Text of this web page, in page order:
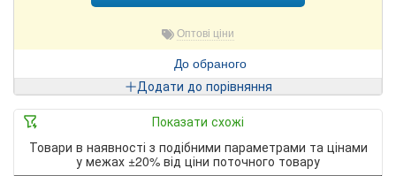
Оптові ціни
До обраного
Додати до порівняння
Показати схожі
Товари в наявності з подібними параметрами та цінами
у межах ±20% від ціни поточного товару